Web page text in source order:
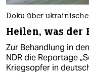
Doku über
Heilen, was der
Zur Behandlung in
NDR die Reportage
Kriegsopfer in